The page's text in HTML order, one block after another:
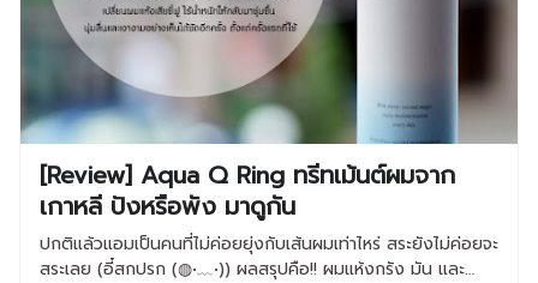
[Review] Aqua Q Ring ทรีทเม้นต์ผมจาก
เกาหลี ปังหรือพัง มาดูกัน
ปกติแล้วแอมเป็นคนที่ไม่ค่อยยุ่งกับเส้นผมเท่าไหร่ สระยังไม่ค่อยจะ
สระเลย (อี๋สกปรก (◍•﹏•)) ผลสรุปคือ!! ผมแห้งกรัง มัน และ…